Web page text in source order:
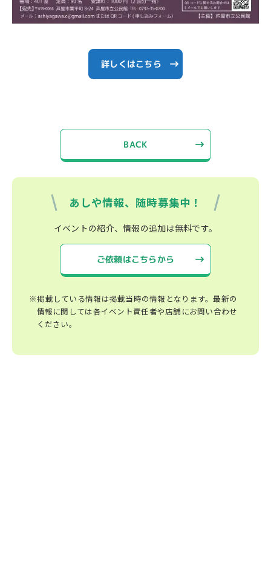
詳しくはこちら
BACK
あしや情報、随時募集中！
イベントの紹介、情報の追加は無料です。
ご依頼はこちらから
※掲載している情報は掲載当時の情報となります。最新の
情報に関しては各イベント責任者や店舗にお問い合わせ
ください。